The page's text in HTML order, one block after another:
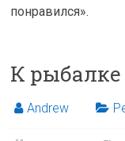
понравился».
К рыбалке
Andrew